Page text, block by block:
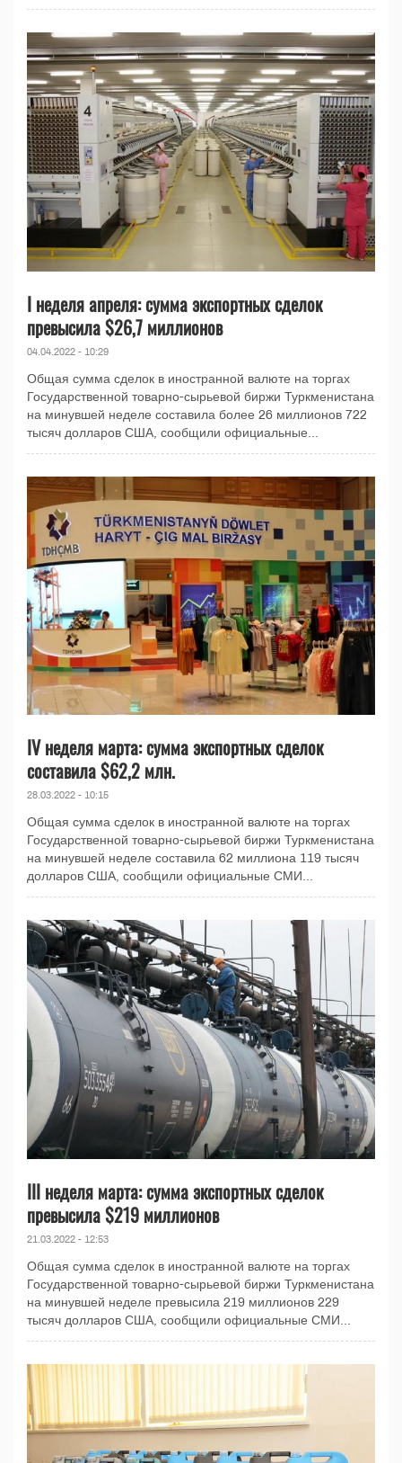
I неделя апреля: сумма экспортных сделок
превысила $26,7 миллионов
04.04.2022 - 10:29
Общая сумма сделок в иностранной валюте на торгах
Государственной товарно-сырьевой биржи Туркменистана
на минувшей неделе составила более 26 миллионов 722
тысяч долларов США, сообщили официальные...
IV неделя марта: сумма экспортных сделок
составила $62,2 млн.
28.03.2022 - 10:15
Общая сумма сделок в иностранной валюте на торгах
Государственной товарно-сырьевой биржи Туркменистана
на минувшей неделе составила 62 миллиона 119 тысяч
долларов США, сообщили официальные СМИ...
III неделя марта: сумма экспортных сделок
превысила $219 миллионов
21.03.2022 - 12:53
Общая сумма сделок в иностранной валюте на торгах
Государственной товарно-сырьевой биржи Туркменистана
на минувшей неделе превысила 219 миллионов 229
тысяч долларов США, сообщили официальные СМИ...